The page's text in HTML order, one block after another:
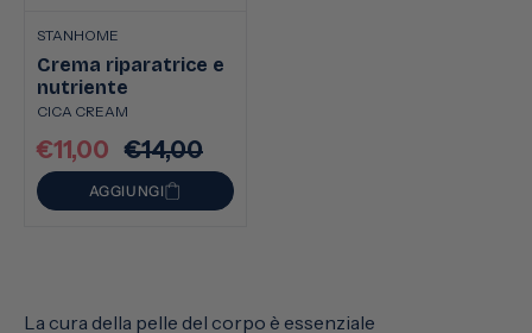
STANHOME
Crema riparatrice e
nutriente
CICA CREAM
Prezzo
scontato
€11,00
Prezzo
di
listino
€14,00
AGGIUNGI
La cura della pelle del corpo è essenziale